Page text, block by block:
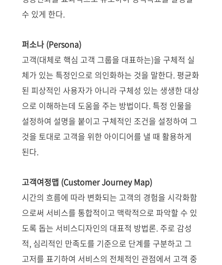
수 있게 한다.
퍼소나 (Persona)
고객(대체로 핵심 고객 그룹을 대표하는)을 구체적 실
체가 있는 특정인으로 의인화하는 것을 말한다. 평균화
된 피상적인 사용자가 아니라 구체성 있는 생생한 대상
으로 이해하는데 도움을 주는 방법이다. 특정 인물을
설정하여 설명을 붙이고 구체적인 조건을 설정하여 그
것을 토대로 고객을 위한 아이디어를 낼 때 활용하게
된다.
고객여정맵 (Customer Journey Map)
시간의 흐름에 따라 변화되는 고객의 경험을 시각화함
으로써 서비스를 통합적이고 맥락적으로 파악할 수 있
도록 돕는 서비스디자인의 대표적 방법론. 주로 감성
적, 심리적인 만족도를 기준으로 단계를 구분하고 그
고저를 표기하여 서비스의 전체적인 관점에서 고객 중